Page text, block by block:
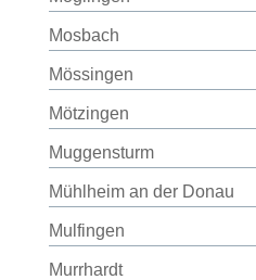
Mosbach
Mössingen
Mötzingen
Muggensturm
Mühlheim an der Donau
Mulfingen
Murrhardt